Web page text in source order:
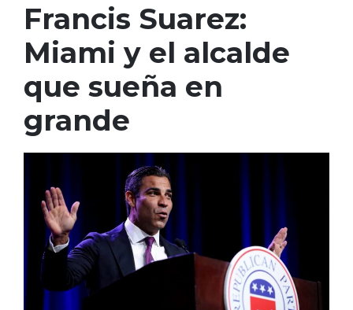
Francis Suarez:
Miami y el alcalde
que sueña en
grande